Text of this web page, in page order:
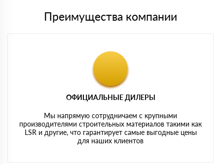
Преимущества компании
ОФИЦИАЛЬНЫЕ ДИЛЕРЫ
Мы напрямую сотрудничаем с крупными
производителями строительных материалов такими как
LSR и другие, что гарантирует самые выгодные цены
для наших клиентов